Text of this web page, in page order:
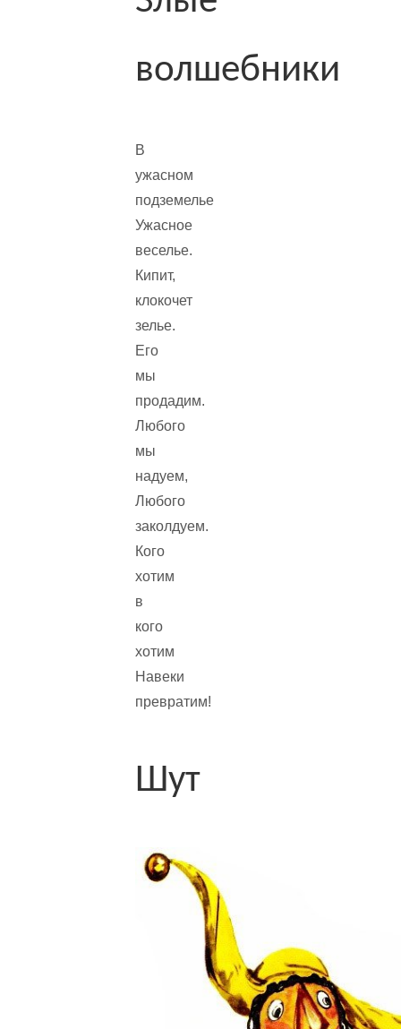
волшебники
В
ужасном
подземелье
Ужасное
веселье.
Кипит,
клокочет
зелье.
Его
мы
продадим.
Любого
мы
надуем,
Любого
заколдуем.
Кого
хотим
в
кого
хотим
Навеки
превратим!
Шут